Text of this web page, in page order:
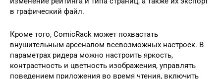
в графический файл.
Кроме того, ComicRack может похвастать
внушительным арсеналом всевозможных настроек. В
параметрах ридера можно настроить яркость,
контрастность и цветность изображения, управлять
поведением приложения во время чтения, включить